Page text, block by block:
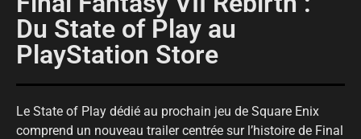
Du State of Play au
PlayStation Store
Le State of Play dédié au prochain jeu de Square Enix
comprend un nouveau trailer centrée sur l’histoire de Final